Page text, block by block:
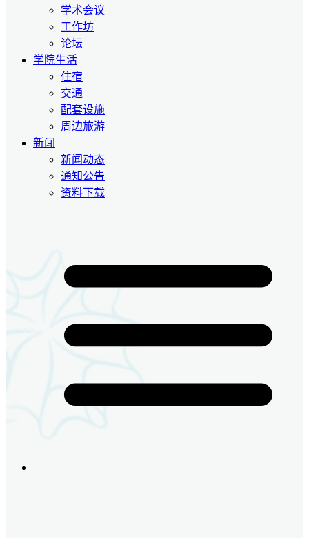
学术会议
工作坊
论坛
学院生活
住宿
交通
配套设施
周边旅游
新闻
新闻动态
通知公告
资料下载